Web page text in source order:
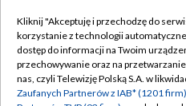
Abonament TVP
Emisja w TVP
Polityka
Kliknij "Akceptuję i przechodzę do
korzystanie z technologii
dostęp do informacji na Twoim
przechowywanie oraz na
nas, czyli Telewizję Polską S.A. w
Zaufanych Partnerów z IAB* (1201 firm)